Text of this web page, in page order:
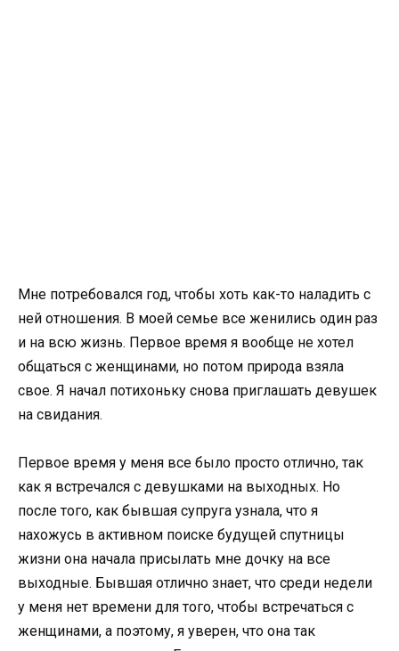
Мне потребовался год, чтобы хоть как-то наладить с
ней отношения. В моей семье все женились один раз
и на всю жизнь. Первое время я вообще не хотел
общаться с женщинами, но потом природа взяла
свое. Я начал потихоньку снова приглашать девушек
на свидания.
Первое время у меня все было просто отлично, так
как я встречался с девушками на выходных. Но
после того, как бывшая супруга узнала, что я
нахожусь в активном поиске будущей спутницы
жизни она начала присылать мне дочку на все
выходные. Бывшая отлично знает, что среди недели
у меня нет времени для того, чтобы встречаться с
женщинами, а поэтому, я уверен, что она так